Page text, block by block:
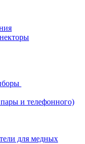
и телефонного)
для медных